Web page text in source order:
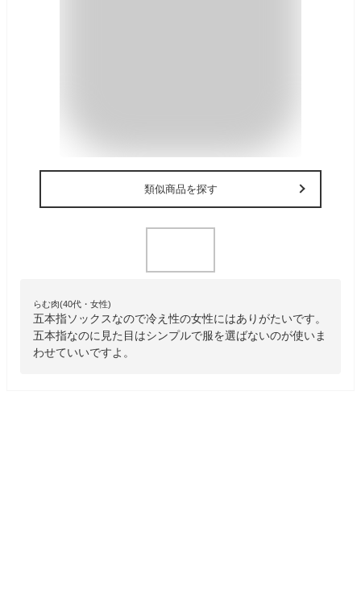
類似商品を探す
らむ肉(40代・女性)
五本指ソックスなので冷え性の女性にはありがたいです。
五本指なのに見た目はシンプルで服を選ばないのが使いま
わせていいですよ。